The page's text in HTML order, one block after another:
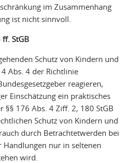
im Zusammenhang
ist nicht sinnvoll.
StGB
Schutz von Kindern und
Abs. 4 der Richtlinie
reagieren,
Einschätzung ein praktisches
§§ 176 Abs. 4 Ziff. 2, 180 StGB
Schutz von Kindern und
durch Betrachtetwerden bei
Handlungen nur in seltenen
wird.